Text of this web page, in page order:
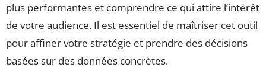
plus performantes et comprendre ce qui attire l’intérêt
de votre audience. Il est essentiel de maîtriser cet outil
pour affiner votre stratégie et prendre des décisions
basées sur des données concrètes.